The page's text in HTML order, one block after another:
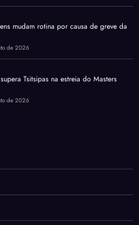
mudam rotina por causa de greve da
de 2026
Tsitsipas na estreia do Masters
de 2026